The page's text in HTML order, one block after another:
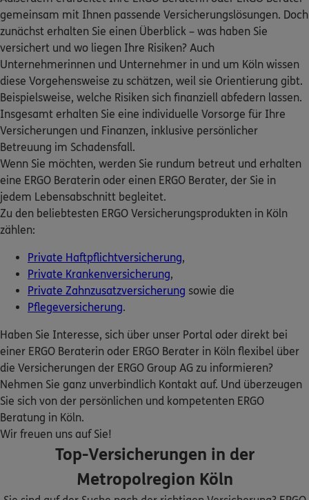
Schaden oder Leistungsfall melden
Bequem online oder telefonisch
Rechnung einreichen
ERGO Berater finden
DKV
Jürgen Hüby
Niebuhrstr. 4, 50935 Köln (2.9 km)
Homepage besuchen
DKV
Marta Teresa Braunschweig
Aachener Str. 411,50933 Köln(3.0 km)
Homepage besuchen
Ellen Kortenbach
Aachener Straße 411
(3.0 km)
Homepage besuchen
Homepage besuchen
Aziz Özbek
Homepage besuchen
ERGO
Bilal Sadki
Frankfurter Staße 18, zweiter Stock51065 Köln
(5.2 km)
Cem Eren Benjamin Bektas
Immendorfer Str. 1D,50354 Hürth(5.3 km)
gemeinsam mit Ihnen passende Versicherungslösungen. Doch
zunächst erhalten Sie einen Überblick – was haben Sie
versichert und wo liegen Ihre Risiken? Auch
Unternehmerinnen und Unternehmer in und um Köln wissen
diese Vorgehensweise zu schätzen, weil sie Orientierung gibt.
Beispielsweise, welche Risiken sich finanziell abfedern lassen.
Insgesamt erhalten Sie eine individuelle Vorsorge für Ihre
Versicherungen und Finanzen, inklusive persönlicher
Betreuung im Schadensfall.
Wenn Sie möchten, werden Sie rundum betreut und erhalten
eine ERGO Beraterin oder einen ERGO Berater, der Sie in
jedem Lebensabschnitt begleitet.
Zu den beliebtesten ERGO Versicherungsprodukten in Köln
zählen:
Private Haftpflichtversicherung,
Private Krankenversicherung,
Private Zahnzusatzversicherung sowie die
Pflegeversicherung.
Haben Sie Interesse, sich über unser Portal oder direkt bei
einer ERGO Beraterin oder ERGO Berater in Köln flexibel über
die Versicherungen der ERGO Group AG zu informieren?
Nehmen Sie ganz unverbindlich Kontakt auf. Und überzeugen
Sie sich von der persönlichen und kompetenten ERGO
Beratung in Köln.
Wir freuen uns auf Sie!
Top-Versicherungen in der
Metropolregion Köln